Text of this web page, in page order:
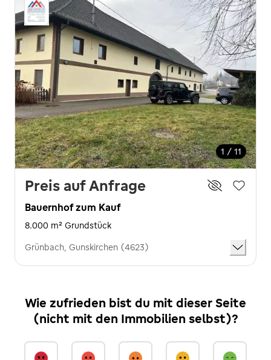
1 / 11
Preis auf Anfrage
Bauernhof zum Kauf
8.000 m² Grundstück
Grünbach, Gunskirchen (4623)
Wie zufrieden bist du mit dieser Seite
(nicht mit den Immobilien selbst)?